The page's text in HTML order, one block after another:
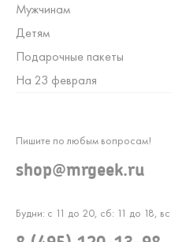
Мужчинам
Детям
Подарочные пакеты
На 23 февраля
Будни: с 11 до 20, сб: 11 до 18,
Пишите по любым вопросам!
shop@mrgeek.ru